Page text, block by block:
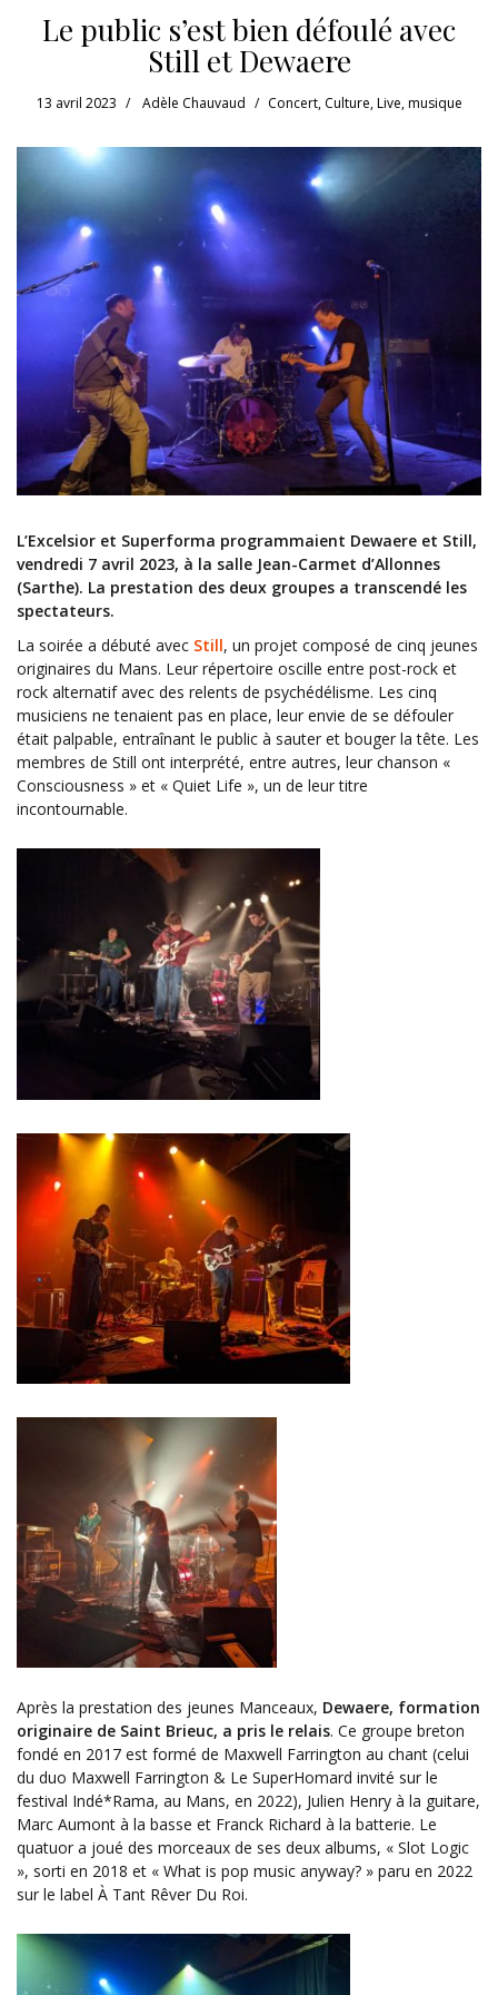
Le public s’est bien défoulé avec
Still et Dewaere
13 avril 2023 Adèle Chauvaud Concert, Culture,Live,musique
L’Excelsior et Superforma programmaient Dewaere et Still,
vendredi 7 avril 2023, à la salle Jean-Carmet d’Allonnes
(Sarthe). La prestation des deux groupes a transcendé les
spectateurs.
La soirée a débuté avec Still, un projet composé de cinq jeunes
originaires du Mans. Leur répertoire oscille entre post-rock et
rock alternatif avec des relents de psychédélisme. Les cinq
musiciens ne tenaient pas en place, leur envie de se défouler
était palpable, entraînant le public à sauter et bouger la tête. Les
membres de Still ont interprété, entre autres, leur chanson «
Consciousness » et « Quiet Life », un de leur titre
incontournable.
Après la prestation des jeunes Manceaux, Dewaere, formation
originaire de Saint Brieuc, a pris le relais. Ce groupe breton
fondé en 2017 est formé de Maxwell Farrington au chant (celui
du duo Maxwell Farrington & Le SuperHomard invité sur le
festival Indé*Rama, au Mans, en 2022), Julien Henry à la guitare,
Marc Aumont à la basse et Franck Richard à la batterie. Le
quatuor a joué des morceaux de ses deux albums, « Slot Logic
», sorti en 2018 et « What is pop music anyway? » paru en 2022
sur le label À Tant Rêver Du Roi.